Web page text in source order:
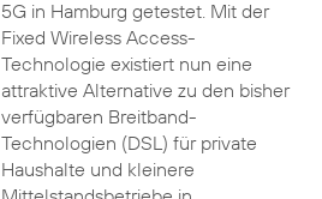
5G in Hamburg getestet. Mit der
Fixed Wireless Access-
Technologie existiert nun eine
attraktive Alternative zu den bisher
verfügbaren Breitband-
Technologien (DSL) für private
Haushalte und kleinere